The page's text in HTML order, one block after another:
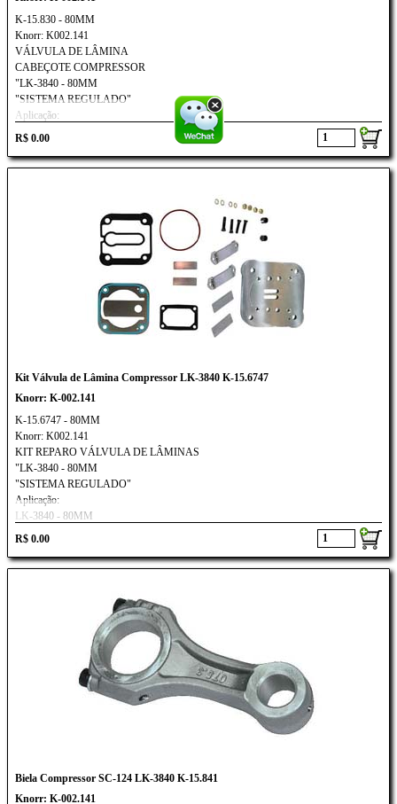
K-15.830 - 80MM
Knorr: K002.141
VÁLVULA DE LÂMINA
CABEÇOTE COMPRESSOR
"LK-3840 - 80MM
"SISTEMA REGULADO"
Aplicação:
IVECO: SPR1 - TODOS
R$ 0.00
Kit Válvula de Lâmina Compressor LK-3840 K-15.6747
Knorr: K-002.141
K-15.6747 - 80MM
Knorr: K002.141
KIT REPARO VÁLVULA DE LÂMINAS
"LK-3840 - 80MM
"SISTEMA REGULADO"
Aplicação:
LK-3840 - 80MM
IVECO EURO CARGO/ TECTOR
R$ 0.00
Biela Compressor SC-124 LK-3840 K-15.841
Knorr: K-002.141